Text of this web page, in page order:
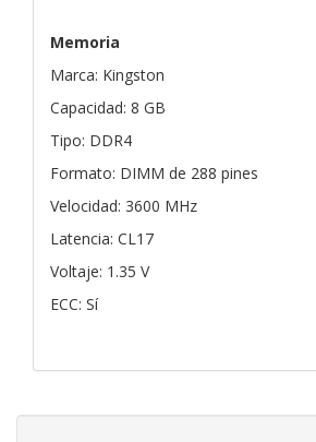
Memoria
Marca: Kingston
Capacidad: 8 GB
Tipo: DDR4
Formato: DIMM de 288 pines
Velocidad: 3600 MHz
Latencia: CL17
Voltaje: 1.35 V
ECC: Sí